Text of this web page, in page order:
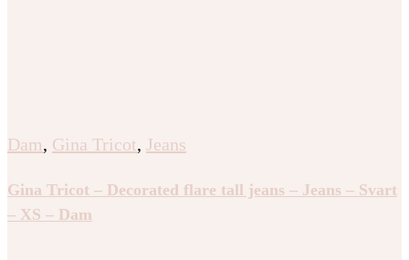
Dam, Gina Tricot, Jeans
Gina Tricot – Decorated flare tall jeans – Jeans – Svart
– XS – Dam